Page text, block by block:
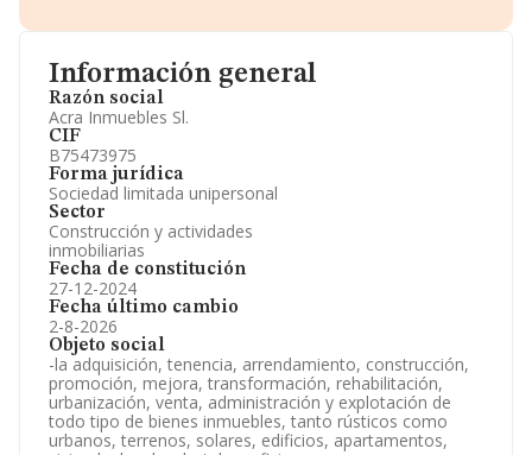
Información general
Razón social
Acra Inmuebles Sl.
CIF
B75473975
Forma jurídica
Sociedad limitada unipersonal
Sector
Construcción y actividades
inmobiliarias
Fecha de constitución
27-12-2024
Fecha último cambio
2-8-2026
Objeto social
-la adquisición, tenencia, arrendamiento, construcción,
promoción, mejora, transformación, rehabilitación,
urbanización, venta, administración y explotación de
todo tipo de bienes inmuebles, tanto rústicos como
urbanos, terrenos, solares, edificios, apartamentos,
Información oficial y registral complementaria.